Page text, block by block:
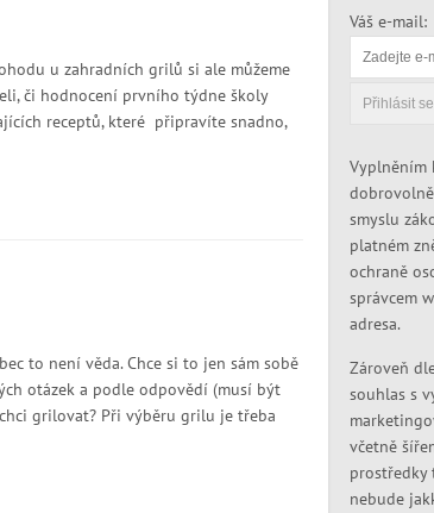
u zahradních grilů si ale můžeme
či hodnocení prvního týdne školy
receptů, které připravíte snadno,
to není věda. Chce si to jen sám sobě
otázek a podle odpovědí (musí být
grilovat? Při výběru grilu je třeba
Váš e-mail:
Vyplněním
smyslu
platném
ochraně
správcem
adresa.
Zároveň
souhlas s
včetně
prostředky
nebude